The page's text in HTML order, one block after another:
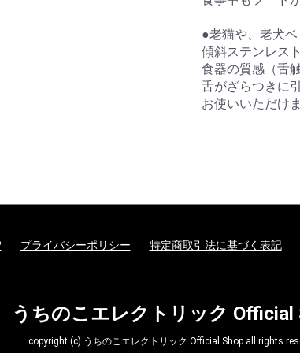
●老猫や、老犬ベ
傾斜ステンレスト
食器の質感（舌
舌がざらつきに
お使いいただけま
プライバシーポリシー 特定商取引法に基づく表記
うちのこエレクトリック Official
copyright (c) うちのこエレクトリック Official Shop all rights